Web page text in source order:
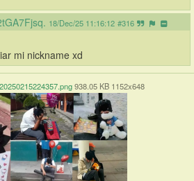
18/Dec/25 11:16:12 #316
mi nickname xd
938.05 KB 1152x648